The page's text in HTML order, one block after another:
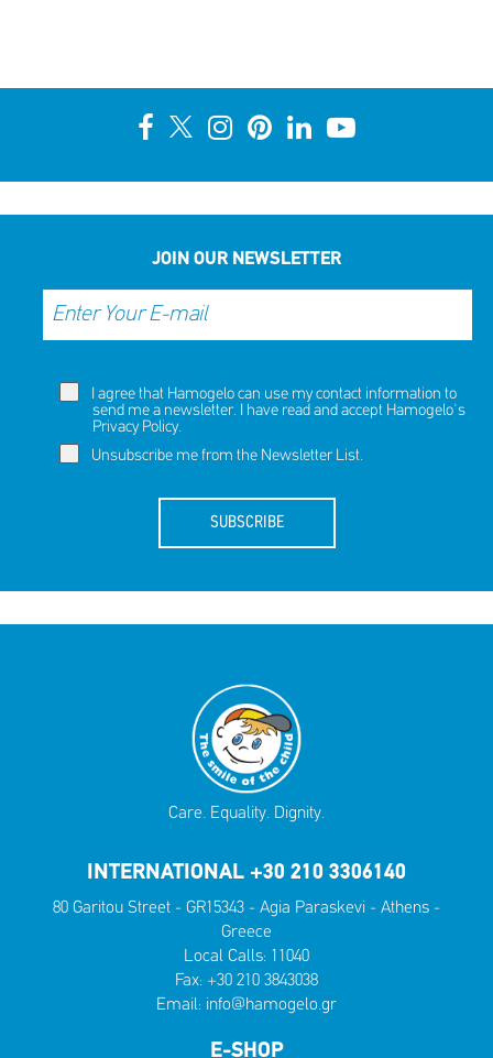
JOIN OUR NEWSLETTER
I agree that Hamogelo can use my contact information to
send me a newsletter. I have read and accept Hamogelo's
Privacy Policy.
Unsubscribe me from the Newsletter List.
SUBSCRIBE
Care. Equality. Dignity.
INTERNATIONAL +30 210 3306140
80 Garitou Street - GR15343 - Agia Paraskevi - Athens -
Greece
Local Calls: 11040
Fax: +30 210 3843038
Email: info@hamogelo.gr
E-SHOP